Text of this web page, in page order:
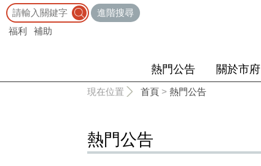
進階搜尋
福利
補助
熱門公告 關於市府
現在位置 首頁 > 熱門公告
熱門公告